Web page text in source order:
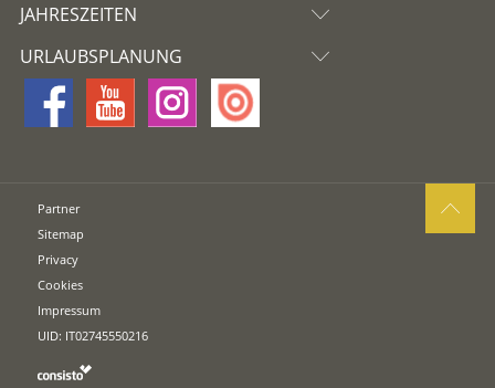
JAHRESZEITEN
URLAUBSPLANUNG
Partner
Sitemap
Privacy
Cookies
Impressum
UID: IT02745550216